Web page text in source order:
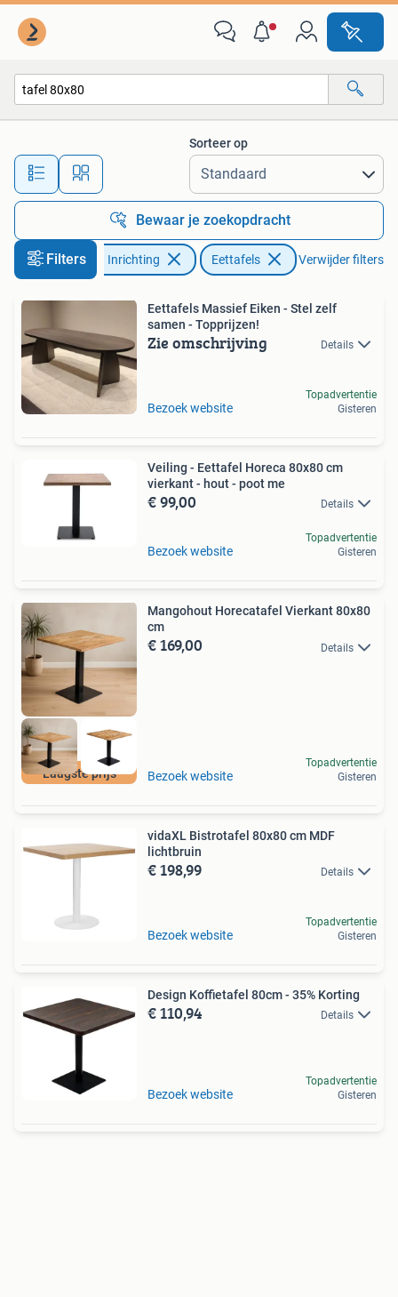
Alle afstanden…
Sorteer op
Bewaar je zoekopdracht
Filters
Huis en Inrichting Eettafels Verwijder filters
Eettafels Massief Eiken - Stel zelf
samen - Topprijzen!
Zie omschrijving Details
Bezoek website
Topadvertentie
Gisteren
Veiling - Eettafel Horeca 80x80 cm
vierkant - hout - poot me
€ 99,00 Details
Bezoek website
Topadvertentie
Gisteren
Laagste prijs
Mangohout Horecatafel Vierkant 80x80
cm
€ 169,00 Details
Bezoek website
Topadvertentie
Gisteren
vidaXL Bistrotafel 80x80 cm MDF
lichtbruin
€ 198,99 Details
Bezoek website
Topadvertentie
Gisteren
Design Koffietafel 80cm - 35% Korting
€ 110,94 Details
Bezoek website
Topadvertentie
Gisteren